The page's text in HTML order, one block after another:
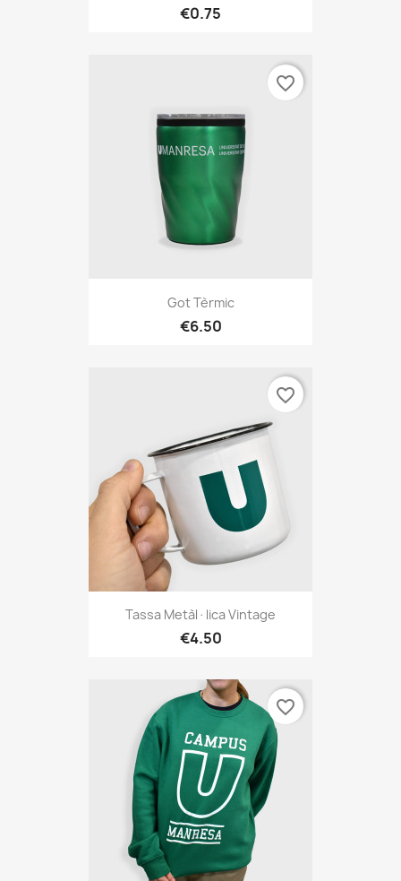
€0.75
Got Tèrmic
€6.50
favorite_border
Tassa Metàl·lica Vintage
€4.50
favorite_border
favorite_border